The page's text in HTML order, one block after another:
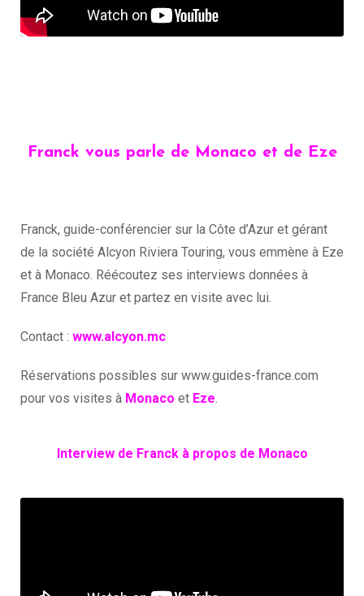
Franck vous parle de Monaco et de Eze
Franck, guide-conférencier sur la Côte d’Azur et gérant
de la société Alcyon Riviera Touring, vous emmène à Eze
et à Monaco. Réécoutez ses interviews données à
France Bleu Azur et partez en visite avec lui.
Contact : www.alcyon.mc
Réservations possibles sur www.guides-france.com
pour vos visites à Monaco et Eze.
Interview de Franck à propos de Monaco